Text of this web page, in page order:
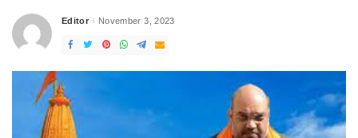
Posted
Editor November 3, 2023